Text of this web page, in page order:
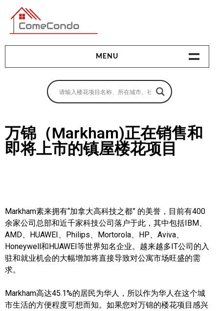
多伦多最新最全的楼花搜索引擎
MENU
地产相关
买房指南
卖房指南
查询房源
帮您卖房
多伦多地产
大多伦多地区楼花开发商名录
万锦（Markham)正在销售和
即将上市的镇屋楼花项目
Markham素来拥有“加拿大高科技之都” 的美誉，目前有400
余家公司总部和近千家科技公司落户于此，其中包括IBM、
AMD、HUAWEI、Philips、Mortorola、HP、Aviva、
Honeywell和HUAWEI等世界知名企业。越来越多IT公司的入
驻和就业机会的大幅增加将直接导致对公寓市场旺盛的需
求。
Markham高达45.1%的居民为华人，所以作为华人在这个城
市生活的方便程度可想而知。如果您对万锦的楼花项目感兴